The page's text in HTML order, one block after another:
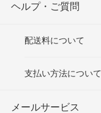
ヘルプ・ご質問
配送料について
支払い方法について
メールサービス